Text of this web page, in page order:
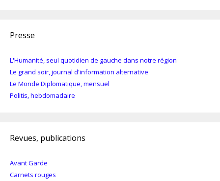
Presse
L'Humanité, seul quotidien de gauche dans notre région
Le grand soir, journal d'information alternative
Le Monde Diplomatique, mensuel
Politis, hebdomadaire
Revues, publications
Avant Garde
Carnets rouges